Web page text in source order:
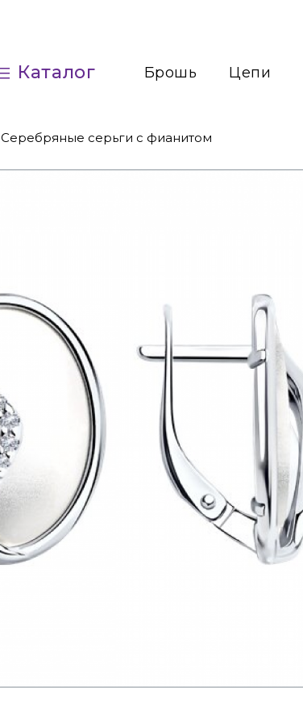
Каталог Брошь Цепи
Серебряные серьги с фианитом